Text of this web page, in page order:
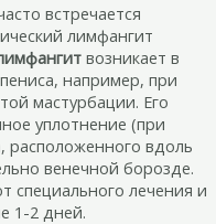
встречается
лимфангит
возникает в
например, при
мастурбации. Его
уплотнение (при
расположенного вдоль
венечной борозде.
специального лечения и
1-2 дней.